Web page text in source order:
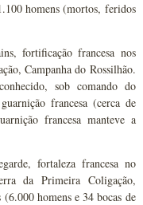
homens (mortos, feridos
fortificação francesa nos
Campanha do Rossilhão.
sob comando do
francesa (cerca de
francesa manteve a
fortaleza francesa no
da Primeira Coligação,
homens e 34 bocas de